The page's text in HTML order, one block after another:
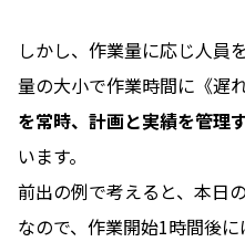
しかし、作業量に応じ人員
量の大小で作業時間に《遅
を常時、計画と実績を管理
います。
前出の例で考えると、本日
なので、作業開始1時間後